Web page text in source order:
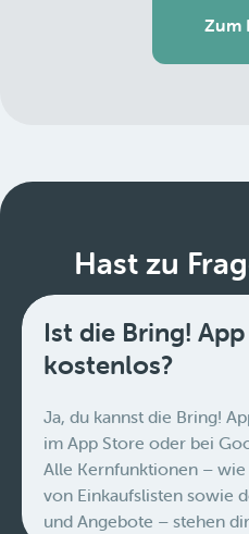
Zum
Hast zu
Ist die Bring!
kostenlos?
Ja, du kannst die Bring!
im App Store oder bei
Alle Kernfunktionen –
von Einkaufslisten sowie
und Angebote – stehen